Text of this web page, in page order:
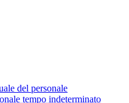
del personale
tempo indeterminato